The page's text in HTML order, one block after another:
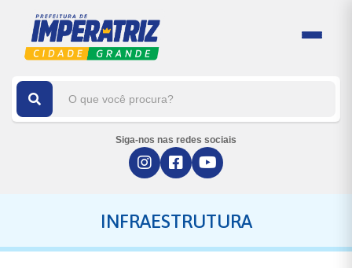
Siga-nos nas redes sociais
INFRAESTRUTURA